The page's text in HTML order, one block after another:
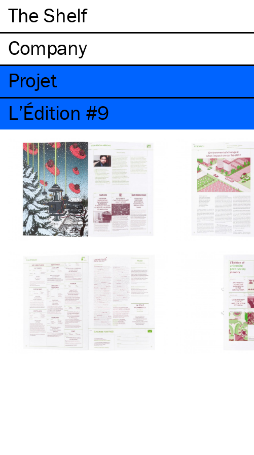
The Shelf
Company
Projet
L’Édition #9